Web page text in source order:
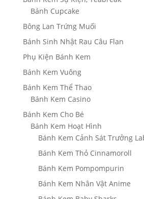
Bánh Cupcake
Bông Lan Trứng Muối
Bánh Sinh Nhật Rau Câu Flan
Phụ Kiện Bánh Kem
Bánh Kem Vuông
Bánh Kem Thể Thao
Bánh Kem Casino
Bánh Kem Cho Bé
Bánh Kem Hoạt Hình
Bánh Kem Cảnh Sát Trưởng
Bánh Kem Thỏ Cinnamoroll
Bánh Kem Pompompurin
Bánh Kem Nhân Vật Anime